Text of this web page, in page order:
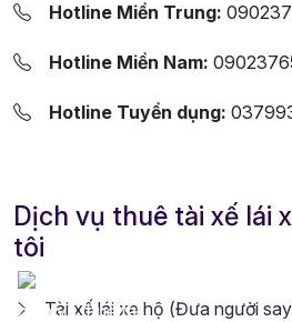
Hotline Miền Trung:
Hotline Miền Nam:
Hotline Tuyển dụng:
Dịch vụ thuê tài xế lái
tôi
Tài xế lái xe hộ (Đưa người